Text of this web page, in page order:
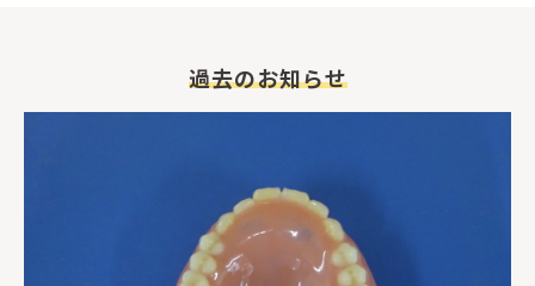
過去のお知らせ